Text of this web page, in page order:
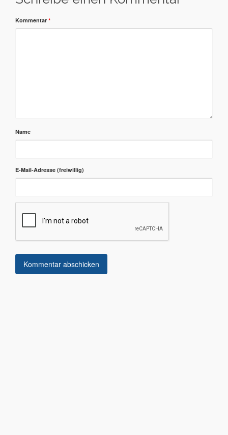
Kommentar *
Name
E-Mail-Adresse